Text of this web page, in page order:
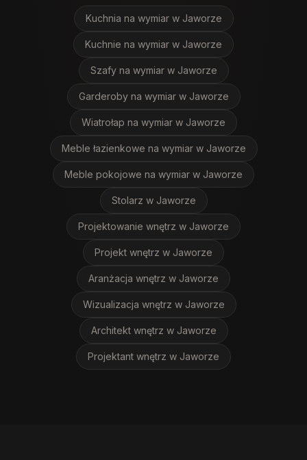
Kuchnia na wymiar w Jaworze
Kuchnie na wymiar w Jaworze
Szafy na wymiar w Jaworze
Garderoby na wymiar w Jaworze
Wiatrołap na wymiar w Jaworze
Meble łazienkowe na wymiar w Jaworze
Meble pokojowe na wymiar w Jaworze
Stolarz w Jaworze
Projektowanie wnętrz w Jaworze
Projekt wnętrz w Jaworze
Aranżacja wnętrz w Jaworze
Wizualizacja wnętrz w Jaworze
Architekt wnętrz w Jaworze
Projektant wnętrz w Jaworze